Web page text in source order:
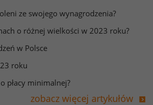
ze swojego wynagrodzenia?
o różnej wielkości w 2023 roku?
w Polsce
roku
płacy minimalnej?
zobacz więcej artykułów